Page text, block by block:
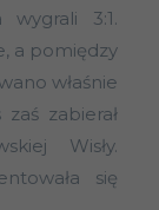
3:1.
a pomiędzy
właśnie
zabierał
Wisły.
się